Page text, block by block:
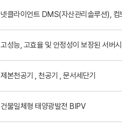
넷클라이언트 DMS(자산관리솔루션),
고성능, 고효율 및 안정성이 보장된 서버
제본천공기 , 천공기 , 문서세단기
건물일체형 태양광발전 BIPV